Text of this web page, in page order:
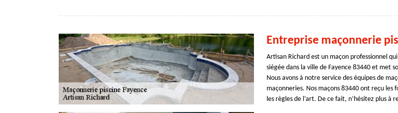
Entreprise maçonnerie
Artisan Richard est un maçon professionnel
siégée dans la ville de Fayence 83440 et met
Nous avons à notre service des équipes de
maçonneries. Nos maçons 83440 ont reçu les
les règles de l’art. De ce fait, n’hésitez plus à